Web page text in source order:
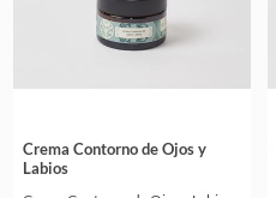
Crema Contorno de Ojos y
Labios